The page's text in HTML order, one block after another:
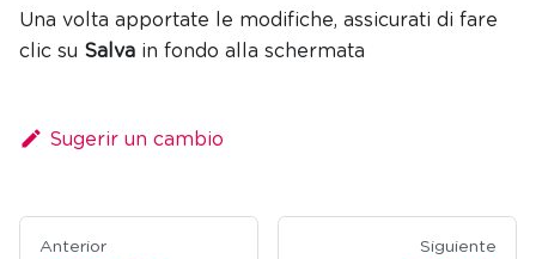
Una volta apportate le modifiche, assicurati di fare
clic su Salva in fondo alla schermata
Sugerir un cambio
Anterior Siguiente